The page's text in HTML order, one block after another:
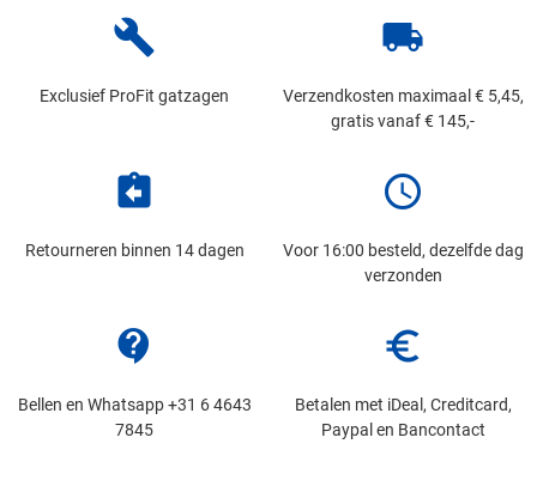
build
Exclusief ProFit gatzagen
local_shipping
Verzendkosten maximaal € 5,45,
gratis vanaf € 145,-
assignment_return
Retourneren binnen 14 dagen
schedule
Voor 16:00 besteld, dezelfde dag
verzonden
contact_support
Bellen en Whatsapp +31 6 4643
7845
euro_symbol
Betalen met iDeal, Creditcard,
Paypal en Bancontact